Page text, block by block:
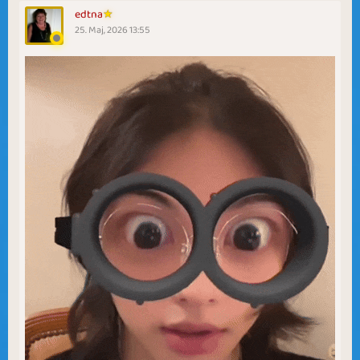
edtna
25. Maj, 2026 13:55